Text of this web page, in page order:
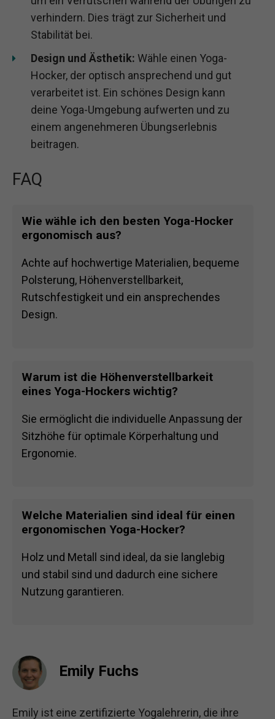
verhindern. Dies trägt zur Sicherheit und
Stabilität bei.
Design und Ästhetik: Wähle einen Yoga-
Hocker, der optisch ansprechend und gut
verarbeitet ist. Ein schönes Design kann
deine Yoga-Umgebung aufwerten und zu
einem angenehmeren Übungserlebnis
beitragen.
FAQ
Wie wähle ich den besten Yoga-Hocker
ergonomisch aus?
Achte auf hochwertige Materialien, bequeme
Polsterung, Höhenverstellbarkeit,
Rutschfestigkeit und ein ansprechendes
Design.
Warum ist die Höhenverstellbarkeit
eines Yoga-Hockers wichtig?
Sie ermöglicht die individuelle Anpassung der
Sitzhöhe für optimale Körperhaltung und
Ergonomie.
Welche Materialien sind ideal für einen
ergonomischen Yoga-Hocker?
Holz und Metall sind ideal, da sie langlebig
und stabil sind und dadurch eine sichere
Nutzung garantieren.
Emily Fuchs
Emily ist eine zertifizierte Yogalehrerin, die ihre